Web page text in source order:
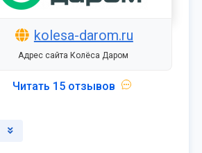
kolesa-darom.ru
Адрес сайта Колёса Даром
Читать 15 отзывов